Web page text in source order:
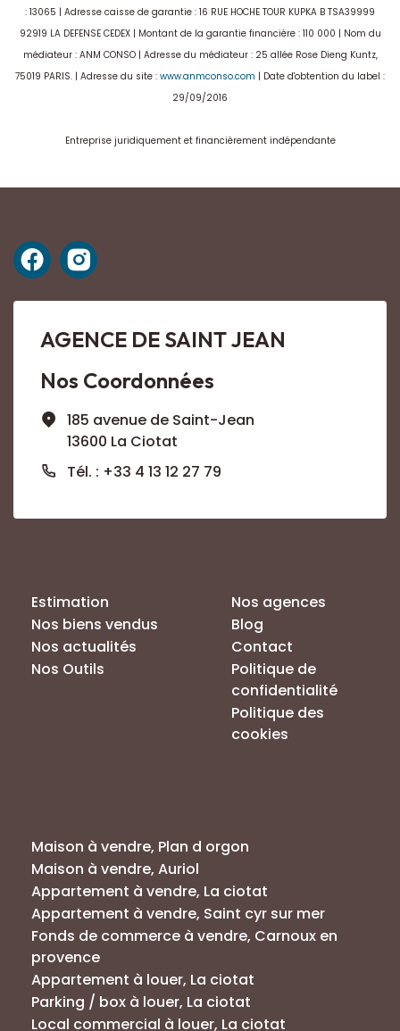
: 13065 | Adresse caisse de garantie : 16 RUE HOCHE TOUR KUPKA B TSA39999
92919 LA DEFENSE CEDEX | Montant de la garantie financière : 110 000 | Nom du
médiateur : ANM CONSO | Adresse du médiateur : 25 allée Rose Dieng Kuntz,
75019 PARIS. | Adresse du site : www.anmconso.com | Date d'obtention du label :
29/09/2016
Entreprise juridiquement et financièrement indépendante
AGENCE DE SAINT JEAN
Nos Coordonnées
185 avenue de Saint-Jean
13600 La Ciotat
Tél. : +33 4 13 12 27 79
Estimation
Nos biens vendus
Nos actualités
Nos Outils
Nos agences
Blog
Contact
Politique de
confidentialité
Politique des
cookies
Maison à vendre, Plan d orgon
Maison à vendre, Auriol
Appartement à vendre, La ciotat
Appartement à vendre, Saint cyr sur mer
Fonds de commerce à vendre, Carnoux en
provence
Appartement à louer, La ciotat
Parking / box à louer, La ciotat
Local commercial à louer, La ciotat